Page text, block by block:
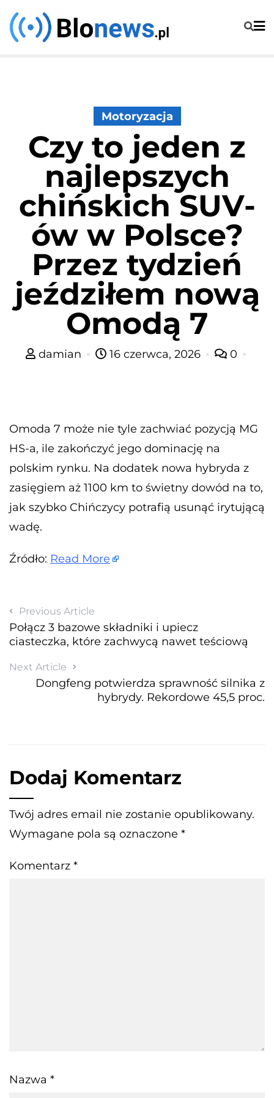
Skip
to
Motoryzacja
Czy to jeden z
najlepszych
chińskich SUV-
ów w Polsce?
Przez tydzień
jeździłem nową
Omodą 7
damian 16 czerwca, 2026 0
Omoda 7 może nie tyle zachwiać pozycją MG
HS-a, ile zakończyć jego dominację na
polskim rynku. Na dodatek nowa hybryda z
zasięgiem aż 1100 km to świetny dowód na to,
jak szybko Chińczycy potrafią usunąć irytującą
wadę.
Źródło: Read More
Previous Article
Połącz 3 bazowe składniki i upiecz
ciasteczka, które zachwycą nawet teściową
Next Article
Dongfeng potwierdza sprawność silnika z
hybrydy. Rekordowe 45,5 proc.
Dodaj Komentarz
Twój adres email nie zostanie opublikowany.
Wymagane pola są oznaczone *
Komentarz *
Nazwa *